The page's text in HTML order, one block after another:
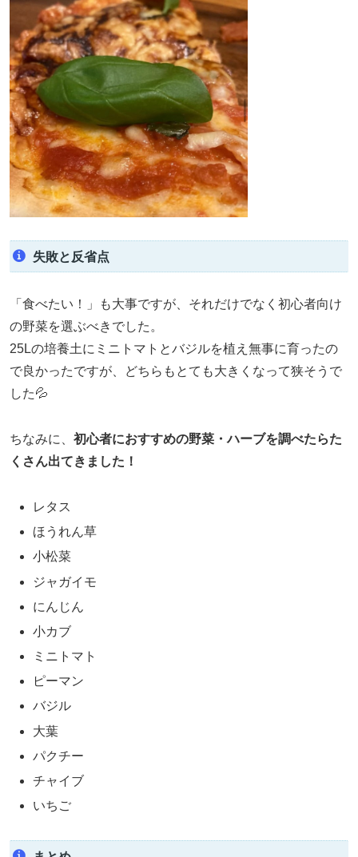
失敗と反省点
「食べたい！」も大事ですが、それだけでなく初心者向け
の野菜を選ぶべきでした。
25Lの培養土にミニトマトとバジルを植え無事に育ったの
で良かったですが、どちらもとても大きくなって狭そうで
した💦
ちなみに、 初心者におすすめの野菜・ハーブを調べたらた
くさん出てきました！
レタス
ほうれん草
小松菜
ジャガイモ
にんじん
小カブ
ミニトマト
ピーマン
バジル
大葉
パクチー
チャイブ
いちご